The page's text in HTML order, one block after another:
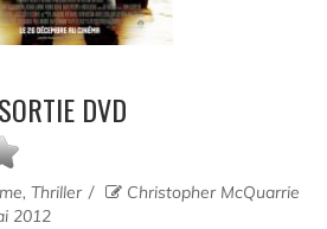
DVD
Thriller
Christopher McQuarrie
2012